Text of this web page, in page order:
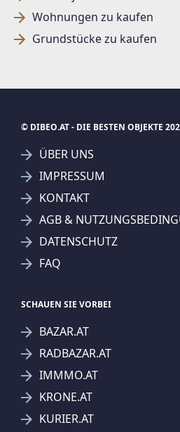
Wohnungen zu kaufen
Grundstücke zu kaufen
SUCHAGENT
AKTUELLEN
Ich stimme der
zu.
© DIBEO.AT - DIE BESTEN OBJEKTE
ÜBER UNS
IMPRESSUM
KONTAKT
AGB &
DATENSCHUTZ
FAQ
SCHAUEN SIE VORBEI
BAZAR.AT
RADBAZAR.AT
IMMMO.AT
KRONE.AT
KURIER.AT